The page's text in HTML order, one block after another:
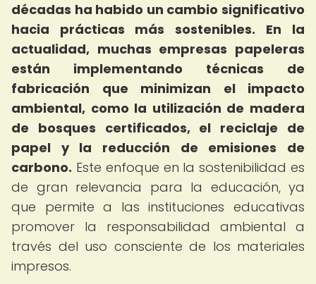
décadas ha habido un cambio significativo
hacia prácticas más sostenibles.
En la
actualidad, muchas empresas papeleras
están implementando técnicas de
fabricación que minimizan el impacto
ambiental, como la utilización de madera
de bosques certificados, el reciclaje de
papel y la reducción de emisiones de
carbono. Este enfoque en la sostenibilidad es
de gran relevancia para la educación, ya
que permite a las instituciones educativas
promover la responsabilidad ambiental a
través del uso consciente de los materiales
impresos.